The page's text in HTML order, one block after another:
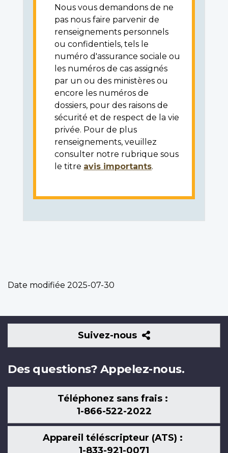
Nous vous demandons de ne
pas nous faire parvenir de
renseignements personnels
ou confidentiels, tels le
numéro d'assurance sociale ou
les numéros de cas assignés
par un ou des ministères ou
encore les numéros de
dossiers, pour des raisons de
sécurité et de respect de la vie
privée. Pour de plus
renseignements, veuillez
consulter notre rubrique sous
le titre avis importants.
Date modifiée 2025-07-30
Suivez-nous
Suivez-
nous
Des questions? Appelez-nous.
Téléphonez sans frais :
1-866-522-2022
Appareil téléscripteur (ATS) :
1-833-921-0071